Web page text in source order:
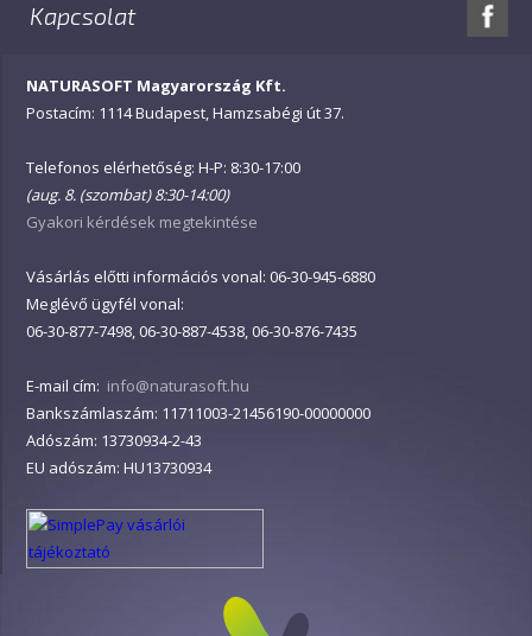
Kapcsolat
NATURASOFT Magyarország Kft.
Postacím: 1114 Budapest, Hamzsabégi út 37.
Telefonos elérhetőség: H-P: 8:30-17:00
(aug. 8. (szombat) 8:30-14:00)
Gyakori kérdések megtekintése
Vásárlás előtti információs vonal: 06-30-945-6880
Meglévő ügyfél vonal:
06-30-877-7498, 06-30-887-4538, 06-30-876-7435
E-mail cím: info@naturasoft.hu
Bankszámlaszám: 11711003-21456190-00000000
Adószám: 13730934-2-43
EU adószám: HU13730934